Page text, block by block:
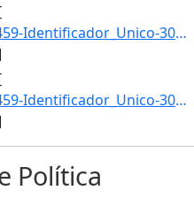
1202: Ano-2010-Programa-1459-Identificador_Unico-3054-Descricao-Indice_de_Cobertura_no_Vetor_Logistico_Nor]
1203: Ano-2010-Programa-1459-Identificador_Unico-3055-Descricao-Tarifa_Unitaria_no_Vetor_Logistico_Nordest]
Política